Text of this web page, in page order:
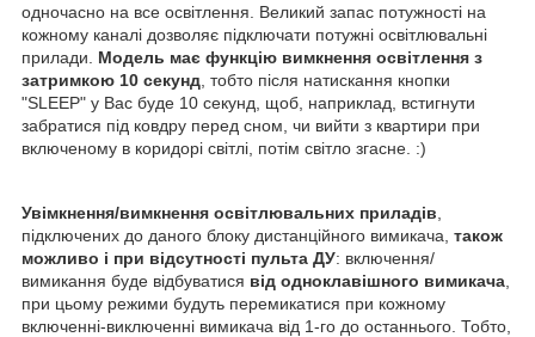
одночасно на все освітлення. Великий запас потужності на
кожному каналі дозволяє підключати потужні освітлювальні
прилади. Модель має функцію вимкнення освітлення з
затримкою 10 секунд , тобто після натискання кнопки
"SLEEP" у Вас буде 10 секунд, щоб, наприклад, встигнути
забратися під ковдру перед сном, чи вийти з квартири при
включеному в коридорі світлі, потім світло згасне. :)
Увімкнення/вимкнення освітлювальних приладів
підключених до даного блоку дистанційного вимикача, також
можливо і при відсутності пульта ДУ: включення/
вимикання буде відбуватися від одноклавішного вимикача
при цьому режими будуть перемикатися при кожному
включенні-виключенні вимикача від 1-го до останнього. Тобто,